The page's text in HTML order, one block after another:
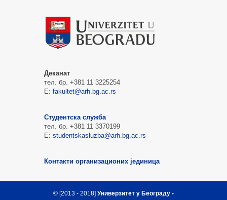
Деканат
тел. бр. +381 11 3225254
Е: fakultet@arh.bg.ac.rs
Студентска служба
тел. бр. +381 11 3370199
Е: studentskasluzba@arh.bg.ac.rs
Контакти организационих јединица
© [2013 - 2018] Универзитет у Београду -